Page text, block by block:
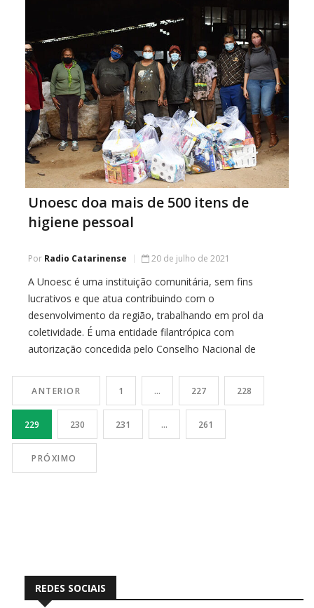
Unoesc doa mais de 500 itens de
higiene pessoal
Por Radio Catarinense 20 de julho de 2021
A Unoesc é uma instituição comunitária, sem fins
lucrativos e que atua contribuindo com o
desenvolvimento da região, trabalhando em prol da
coletividade. É uma entidade filantrópica com
autorização concedida pelo Conselho Nacional de
ANTERIOR 1 … 227 228
229 230 231 … 261
PRÓXIMO
REDES SOCIAIS